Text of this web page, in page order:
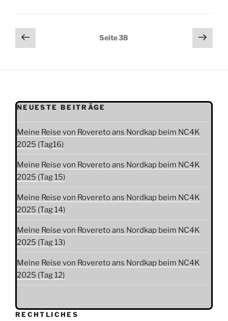
Seitennummerierung
der
Vorherige
Seite
Seite38
NEUESTE BEITRÄGE
Meine Reise von Rovereto ans Nordkap beim NC4K
2025 (Tag16)
Meine Reise von Rovereto ans Nordkap beim NC4K
2025 (Tag 15)
Meine Reise von Rovereto ans Nordkap beim NC4K
2025 (Tag 14)
Meine Reise von Rovereto ans Nordkap beim NC4K
2025 (Tag 13)
Meine Reise von Rovereto ans Nordkap beim NC4K
2025 (Tag 12)
RECHTLICHES